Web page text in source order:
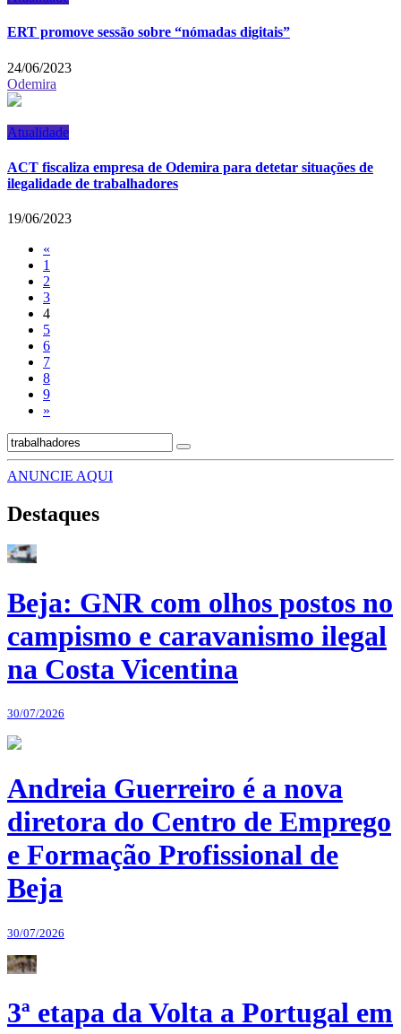
ERT promove sessão sobre “nómadas digitais”
24/06/2023
Odemira
Atualidade
ACT fiscaliza empresa de Odemira para detetar situações de
ilegalidade de trabalhadores
19/06/2023
«
1
2
3
4
5
6
7
8
9
»
ANUNCIE AQUI
Destaques
Beja: GNR com olhos postos no
campismo e caravanismo ilegal
na Costa Vicentina
30/07/2026
Andreia Guerreiro é a nova
diretora do Centro de Emprego
e Formação Profissional de
Beja
30/07/2026
3ª etapa da Volta a Portugal em